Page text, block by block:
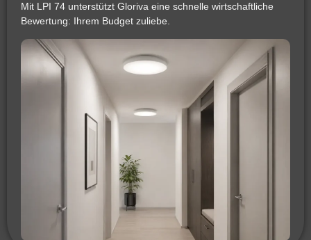
Mit LPI 74 unterstützt Gloriva eine schnelle wirtschaftliche
Bewertung: Ihrem Budget zuliebe.